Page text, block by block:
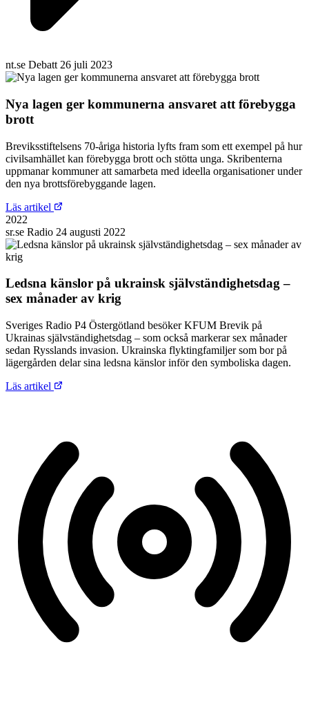
nt.se Debatt 26 juli 2023
Nya lagen ger kommunerna ansvaret att förebygga
brott
Breviksstiftelsens 70-åriga historia lyfts fram som ett exempel på hur
civilsamhället kan förebygga brott och stötta unga. Skribenterna
uppmanar kommuner att samarbeta med ideella organisationer under
den nya brottsförebyggande lagen.
Läs artikel
2022
sr.se Radio 24 augusti 2022
Ledsna känslor på ukrainsk självständighetsdag –
sex månader av krig
Sveriges Radio P4 Östergötland besöker KFUM Brevik på
Ukrainas självständighetsdag – som också markerar sex månader
sedan Rysslands invasion. Ukrainska flyktingfamiljer som bor på
lägergården delar sina ledsna känslor inför den symboliska dagen.
Läs artikel